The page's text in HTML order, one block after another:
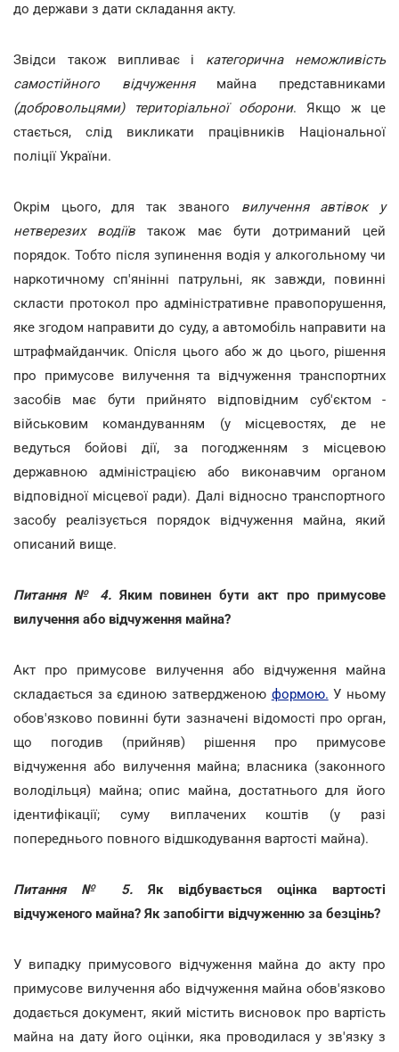
до держави з дати складання акту.
Звідси також випливає і категорична неможливість
самостійного відчуженнямайна представниками
(добровольцями) територіальної оборони. Якщо ж це
стається, слід викликати працівників Національної
поліції України.
Окрім цього, для так званого вилучення автівок у
нетверезих водіїв також має бути дотриманий цей
порядок. Тобто після зупинення водія у алкогольному чи
наркотичному сп'янінні патрульні, як завжди, повинні
скласти протокол про адміністративне правопорушення,
яке згодом направити до суду, а автомобіль направити на
штрафмайданчик. Опісля цього або ж до цього, рішення
про примусове вилучення та відчуження транспортних
засобів має бути прийнято відповідним суб'єктом -
військовим командуванням (у місцевостях, де не
ведуться бойові дії, за погодженням з місцевою
державною адміністрацією або виконавчим органом
відповідної місцевої ради). Далі відносно транспортного
засобу реалізується порядок відчуження майна, який
описаний вище.
Питання № 4. Яким повинен бути акт про примусове
вилучення або відчуження майна?
Акт про примусове вилучення або відчуження майна
складається за єдиною затвердженою формою. У ньому
обов'язково повинні бути зазначені відомості про орган,
що погодив (прийняв) рішення про примусове
відчуження або вилучення майна; власника (законного
володільця) майна; опис майна, достатнього для його
ідентифікації; суму виплачених коштів (у разі
попереднього повного відшкодування вартості майна).
Питання № 5.
Як відбувається оцінка вартості
відчуженого майна? Як запобігти відчуженню за безцінь?
У випадку примусового відчуження майна до акту про
примусове вилучення або відчуження майна обов'язково
додається документ, який містить висновок про вартість
майна на дату його оцінки, яка проводилася у зв'язку з